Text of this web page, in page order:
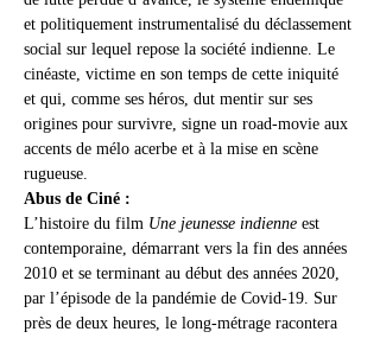
et politiquement instrumentalisé du déclassement
social sur lequel repose la société indienne. Le
cinéaste, victime en son temps de cette iniquité
et qui, comme ses héros, dut mentir sur ses
origines pour survivre, signe un road-movie aux
accents de mélo acerbe et à la mise en scène
rugueuse.
Abus de Ciné :
L’histoire du film Une jeunesse indienne est
contemporaine, démarrant vers la fin des années
2010 et se terminant au début des années 2020,
par l’épisode de la pandémie de Covid-19. Sur
près de deux heures, le long-métrage racontera